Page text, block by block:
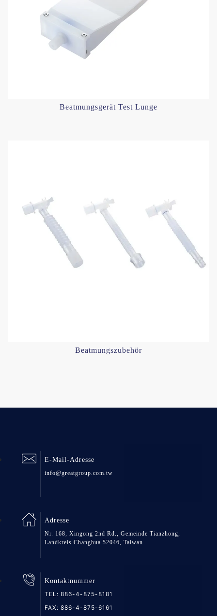
Beatmungsgerät Test Lunge
Beatmungszubehör
E-Mail-Adresse
info@greatgroup.com.tw
Adresse
Nr. 168, Xingong 2nd Rd., Gemeinde Tianzhong,
Landkreis Changhua 52046, Taiwan
Kontaktnummer
TEL: 886-4-875-8181
FAX: 886-4-875-6161